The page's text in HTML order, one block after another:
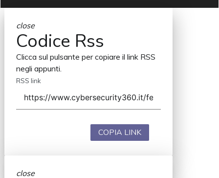
close
Codice Rss
Clicca sul pulsante per copiare il link RSS
negli appunti.
RSS link
COPIA LINK
close